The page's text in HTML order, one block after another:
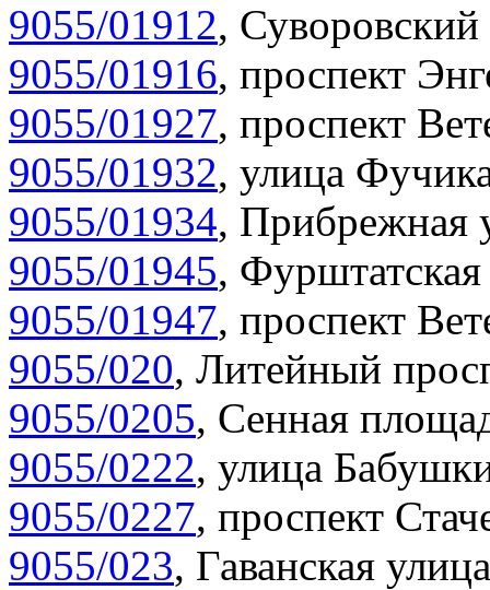
9055/01912, Суворовский
9055/01916, проспект
9055/01927, проспект
9055/01932, улица
9055/01934, Прибрежная
9055/01945,
9055/01947, проспект
9055/020, Литейный
9055/0205, Сенная
9055/0222, улица
9055/0227, проспект
9055/023, Гаванская